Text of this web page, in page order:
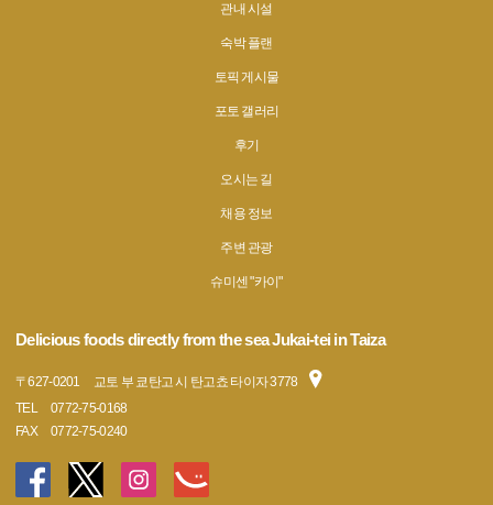
관내 시설
숙박 플랜
토픽 게시물
포토 갤러리
후기
오시는 길
채용 정보
주변 관광
슈미센 "카이"
Delicious foods directly from the sea Jukai-tei in Taiza
〒627-0201
교토 부 쿄탄고 시 탄고쵸 타이자 3778
TEL
0772-75-0168
FAX
0772-75-0240